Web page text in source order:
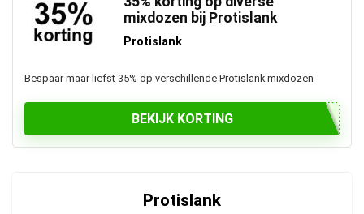
mixdozen bij Protislank
Protislank
Bespaar maar liefst 35% op verschillende Protislank mixdozen
BEKIJK KORTING
Protislank